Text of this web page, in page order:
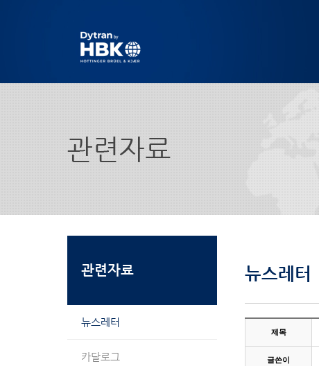
관련자료
뉴스레터
카달로그
뉴스레터
제목
글쓴이